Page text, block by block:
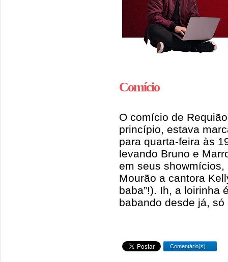
Comício
O comício de
princípio, estava
para quarta-feira às
levando Bruno e
em seus
Mourão a cantora
baba”!). Ih, a loirinha
babando desde já, só
Comentário(s)